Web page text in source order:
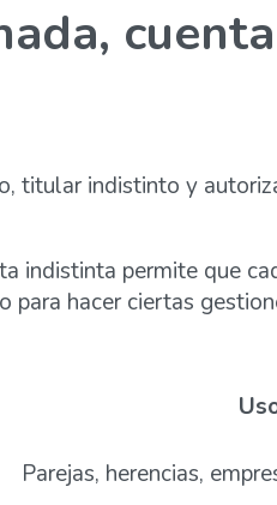
titular indistinto y
indistinta permite que
para hacer ciertas
Parejas, herencias,